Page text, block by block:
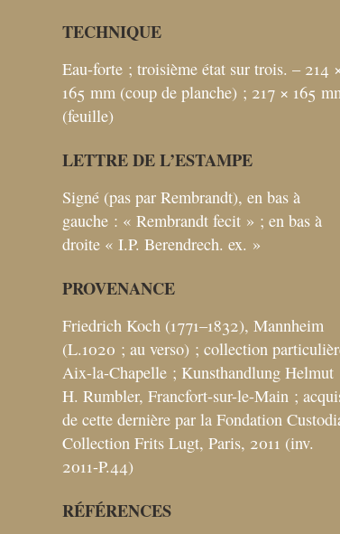
TECHNIQUE
Eau-forte ; troisième état sur trois. – 214
165 mm (coup de planche) ; 217 × 165
(feuille)
LETTRE DE L’ESTAMPE
Signé (pas par Rembrandt), en bas à
gauche : « Rembrandt fecit » ; en bas à
droite « I.P. Berendrech. ex. »
PROVENANCE
Friedrich Koch (1771–1832), Mannheim
(L.1020 ; au verso) ; collection
Aix-la-Chapelle ; Kunsthandlung Helmut
H. Rumbler, Francfort-sur-le-Main ;
de cette dernière par la Fondation
Collection Frits Lugt, Paris, 2011 (inv.
2011-P.44)
RÉFÉRENCES